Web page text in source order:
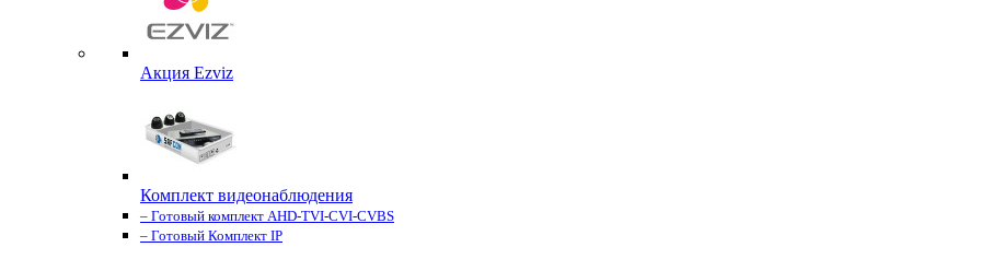
Акция Ezviz
Комплект видеонаблюдения
– Готовый комплект AHD-TVI-CVI-CVBS
– Готовый Комплект IP